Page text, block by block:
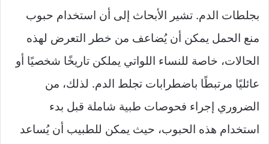
بجلطات الدم. تشير الأبحاث إلى أن استخدام حبوب
منع الحمل يمكن أن يُضاعف من خطر التعرض لهذه
الحالات، خاصة للنساء اللواتي يملكن تاريخًا شخصيًا أو
عائليًا مرتبطًا باضطرابات تجلط الدم. لذلك، من
الضروري إجراء فحوصات طبية شاملة قبل بدء
استخدام هذه الحبوب، حيث يمكن للطبيب أن يُساعد